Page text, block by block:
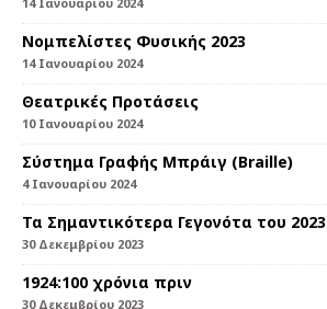
Nομπελίστες Φυσικής 2023
14 Ιανουαρίου 2024
Θεατρικές Προτάσεις
10 Ιανουαρίου 2024
Σύστημα Γραφής Μπράιγ (Braille)
4 Ιανουαρίου 2024
Τα Σημαντικότερα Γεγονότα του 2023
30 Δεκεμβρίου 2023
1924:100 χρόνια πριν
30 Δεκεμβρίου 2023